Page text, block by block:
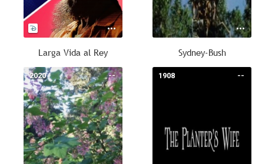
Larga Vida al Rey Sydney-Bush
--
2020 --
1908